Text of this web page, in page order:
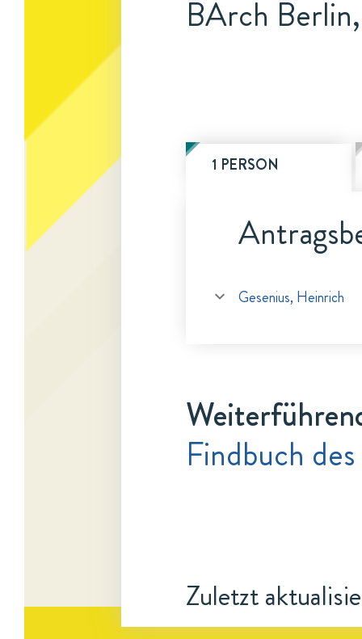
BArch
1 PERSON
Gesenius, Heinrich
Findbuch
Zuletzt